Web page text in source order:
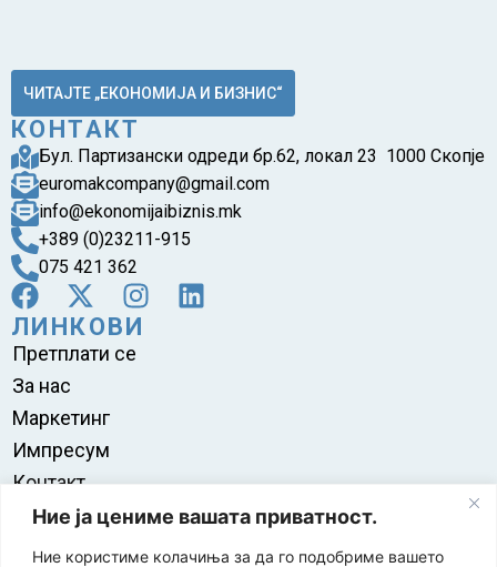
Ние ја цениме вашата приватност.
Ние користиме колачиња за да го подобриме вашето
ЧИТАЈТЕ „ЕКОНОМИЈА И БИЗНИС“
КОНТАКТ
Бул. Партизански одреди бр.62, локал 23 1000 Скопје
euromakcompany@gmail.com
info@ekonomijaibiznis.mk
+389 (0)23211-915
075 421 362
ЛИНКОВИ
Претплати се
За нас
Маркетинг
Импресум
Контакт
Правила на користење